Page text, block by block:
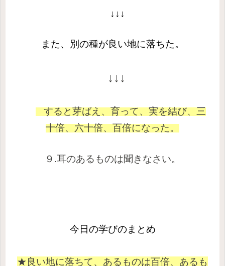
↓↓↓
また、別の種が良い地に落ちた。
↓↓↓
すると芽ばえ、育って、 実を結び、三
十倍、六十倍、百倍になった。
９.耳のあるものは聞きなさい。
今日の学びのまとめ
★良い地に落ちて、あるものは百倍、あるも